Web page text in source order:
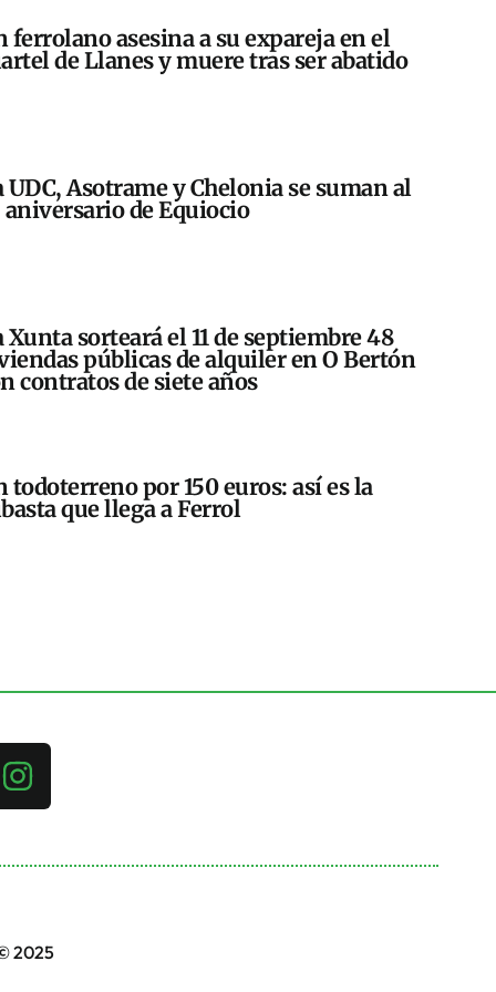
ferrolano asesina a su expareja en el
de Llanes y muere tras ser abatido
UDC, Asotrame y Chelonia se suman al
aniversario de Equiocio
Xunta sorteará el 11 de septiembre 48
públicas de alquiler en O Bertón
contratos de siete años
todoterreno por 150 euros: así es la
que llega a Ferrol
2025